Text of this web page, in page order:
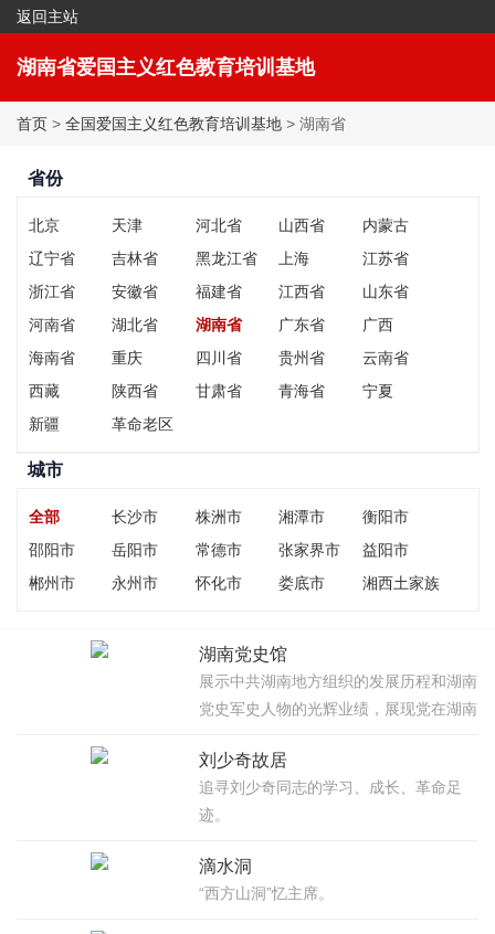
返回主站
湖南省爱国主义红色教育培训基地
首页 > 全国爱国主义红色教育培训基地 > 湖南省
省份
北京 天津 河北省 山西省
内蒙古
辽宁省
吉林省 黑龙江省 上海
江苏省
浙江省
安徽省 福建省 江西省
山东省
河南省
湖北省 湖南省 广东省
广西
海南省
重庆 四川省 贵州省
云南省
西藏
陕西省 甘肃省 青海省
宁夏
新疆
革命老区
城市
全部 长沙市 株洲市 湘潭市
衡阳市
邵阳市
岳阳市 常德市 张家界市
益阳市
郴州市
永州市 怀化市 娄底市
湘西土家族
湖南党史馆
展示中共湖南地方组织的发展历程和湖南
党史军史人物的光辉业绩，展现党在湖南
辉煌成就和宝贵经验。
刘少奇故居
追寻刘少奇同志的学习、成长、革命足
迹。
滴水洞
“西方山洞”忆主席。